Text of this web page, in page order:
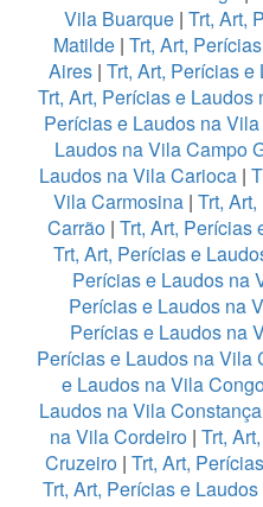
Vila Buarque| Trt, Art,
Matilde| Trt, Art,
Aires | Trt, Art, Perícias
Trt, Art, Perícias e
Perícias e Laudos na
Laudos na Vila Campo
Laudos na Vila Carioca|
Vila Carmosina | Trt,
Carrão| Trt, Art, Perícias
Trt, Art, Perícias e
Perícias e Laudos na
Perícias e Laudos na
Perícias e Laudos na
Perícias e Laudos na Vila
e Laudos na Vila
Laudos na Vila Constança
na Vila Cordeiro | Trt,
Cruzeiro | Trt, Art,
Trt, Art, Perícias e